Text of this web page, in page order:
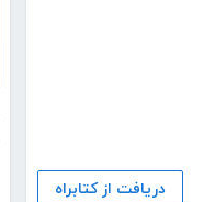
دریافت از کتابراه